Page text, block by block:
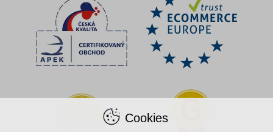
Cookies